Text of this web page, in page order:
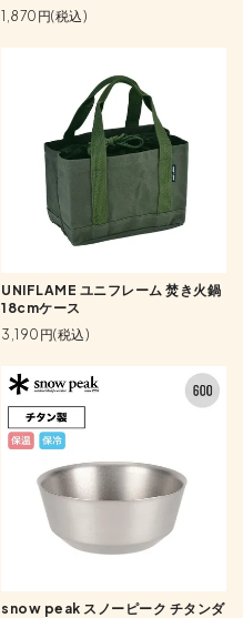
1,870円(税込)
UNIFLAME ユニフレーム 焚き火鍋
18cmケース
3,190円(税込)
snow peak スノーピーク チタンダ